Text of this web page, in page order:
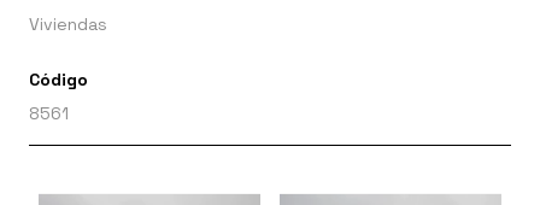
Viviendas
Código
8561